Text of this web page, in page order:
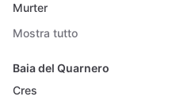
Murter
Mostra tutto
Baia del Quarnero
Cres